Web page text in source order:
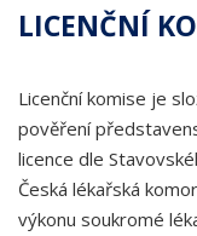
LICENČNÍ
Licenční komise je
pověření
licence dle
Česká lékařská
výkonu soukromé